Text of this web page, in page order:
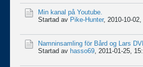
Min kanal på Youtube.
Startad av Pike-Hunter, 2010-10-
Namninsamling för Bård og Lars
Startad av hasso69, 2011-01-25,